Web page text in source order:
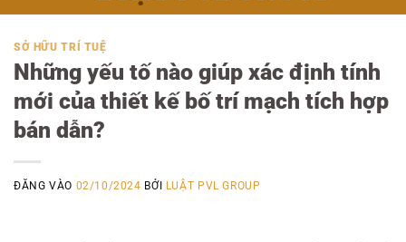
SỞ HỮU TRÍ TUỆ
Những yếu tố nào giúp xác định tính
mới của thiết kế bố trí mạch tích hợp
bán dẫn?
ĐĂNG VÀO 02/10/2024 BỞI LUẬT PVL GROUP